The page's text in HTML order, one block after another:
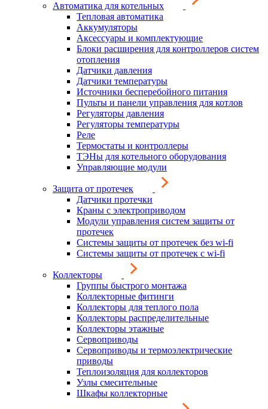
Автоматика для котельных
Тепловая автоматика
Аккумуляторы
Аксессуары и комплектующие
Блоки расширения для контроллеров систем
отопления
Датчики давления
Датчики температуры
Источники бесперебойного питания
Пульты и панели управления для котлов
Регуляторы давления
Регуляторы температуры
Реле
Термостаты и контроллеры
ТЭНы для котельного оборудования
Управляющие модули
Защита от протечек
Датчики протечки
Краны с электроприводом
Модули управления систем защиты от
протечек
Системы защиты от протечек без wi-fi
Системы защиты от протечек с wi-fi
Коллекторы
Группы быстрого монтажа
Коллекторные фитинги
Коллекторы для теплого пола
Коллекторы распределительные
Коллекторы этажные
Сервоприводы
Сервоприводы и термоэлектрические
приводы
Теплоизоляция для коллекторов
Узлы смесительные
Шкафы коллекторные